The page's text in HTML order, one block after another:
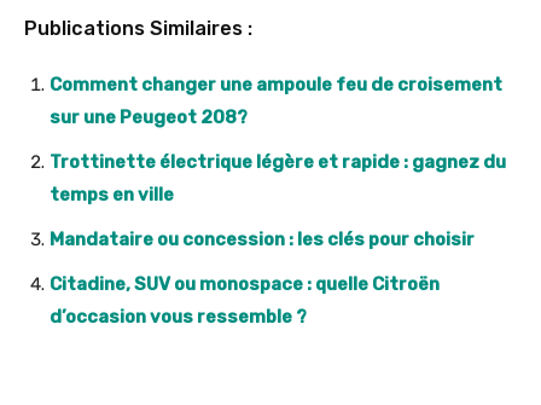
Publications Similaires :
Comment changer une ampoule feu de croisement
sur une Peugeot 208?
Trottinette électrique légère et rapide : gagnez du
temps en ville
Mandataire ou concession : les clés pour choisir
Citadine, SUV ou monospace : quelle Citroën
d’occasion vous ressemble ?